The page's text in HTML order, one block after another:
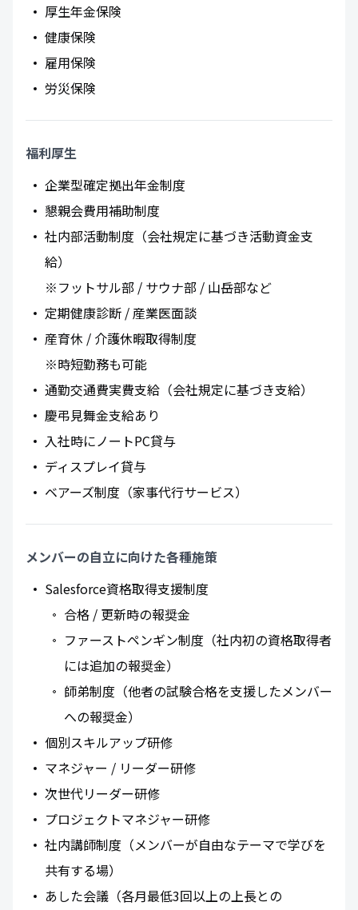
厚生年金保険
健康保険
雇用保険
労災保険
福利厚生
企業型確定拠出年金制度
懇親会費用補助制度
社内部活動制度（会社規定に基づき活動資金支
給）
※フットサル部 / サウナ部 / 山岳部など
定期健康診断 / 産業医面談
産育休 / 介護休暇取得制度
※時短勤務も可能
通勤交通費実費支給（会社規定に基づき支給）
慶弔見舞金支給あり
入社時にノートPC貸与
ディスプレイ貸与
ベアーズ制度（家事代行サービス）
メンバーの自立に向けた各種施策
Salesforce資格取得支援制度
合格 / 更新時の報奨金
ファーストペンギン制度（社内初の資格取得者
には追加の報奨金）
師弟制度（他者の試験合格を支援したメンバー
への報奨金）
個別スキルアップ研修
マネジャー / リーダー研修
次世代リーダー研修
プロジェクトマネジャー研修
社内講師制度（メンバーが自由なテーマで学びを
共有する場）
あした会議（各月最低3回以上の上長との